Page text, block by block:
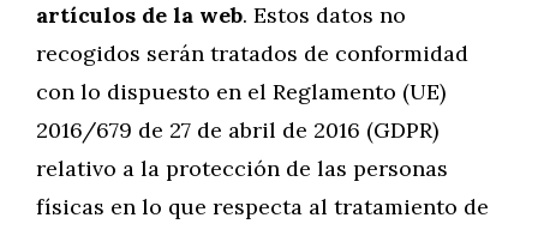
artículos de la web. Estos datos no
recogidos serán tratados de conformidad
con lo dispuesto en el Reglamento (UE)
2016/679 de 27 de abril de 2016 (GDPR)
relativo a la protección de las personas
físicas en lo que respecta al tratamiento de